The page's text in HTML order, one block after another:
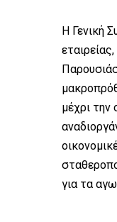
Η Γενική
μέχρι
για τα